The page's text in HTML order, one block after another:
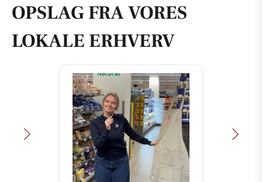
OPSLAG FRA VORES
LOKALE ERHVERV